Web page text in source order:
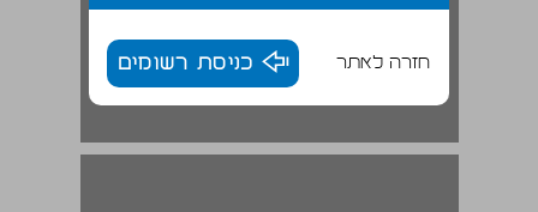
חזרה לאתר כניסת רשומים